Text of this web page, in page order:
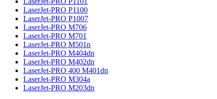
LaserJet-PRO P1100
LaserJet-PRO P1007
LaserJet-PRO M706
LaserJet-PRO M701
LaserJet-PRO M501n
LaserJet-PRO M404dn
LaserJet-PRO M402dn
LaserJet-PRO 400 M401dn
LaserJet-PRO M304a
LaserJet-PRO M203dn